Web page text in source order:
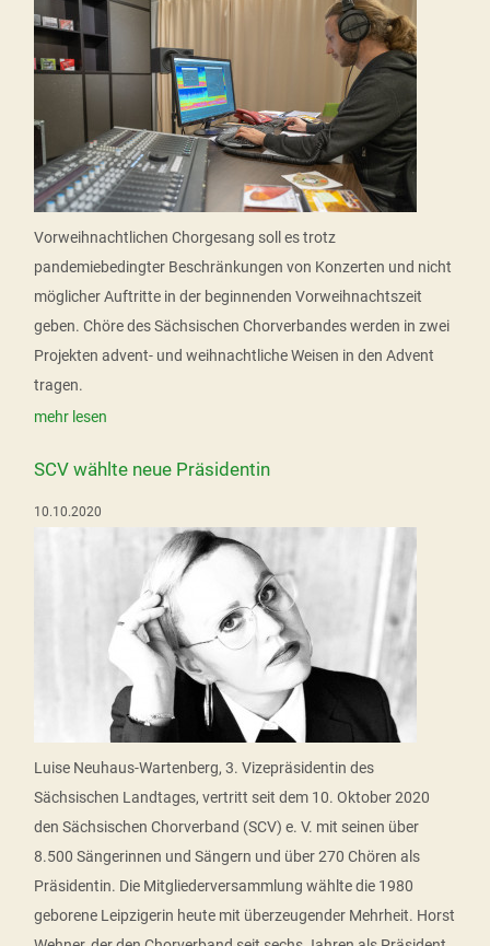
Vorweihnachtlichen Chorgesang soll es trotz
pandemiebedingter Beschränkungen von Konzerten und nicht
möglicher Auftritte in der beginnenden Vorweihnachtszeit
geben. Chöre des Sächsischen Chorverbandes werden in zwei
Projekten advent- und weihnachtliche Weisen in den Advent
tragen.
mehr lesen
SCV wählte neue Präsidentin
10.10.2020
Luise Neuhaus-Wartenberg, 3. Vizepräsidentin des
Sächsischen Landtages, vertritt seit dem 10. Oktober 2020
den Sächsischen Chorverband (SCV) e. V. mit seinen über
8.500 Sängerinnen und Sängern und über 270 Chören als
Präsidentin. Die Mitgliederversammlung wählte die 1980
geborene Leipzigerin heute mit überzeugender Mehrheit. Horst